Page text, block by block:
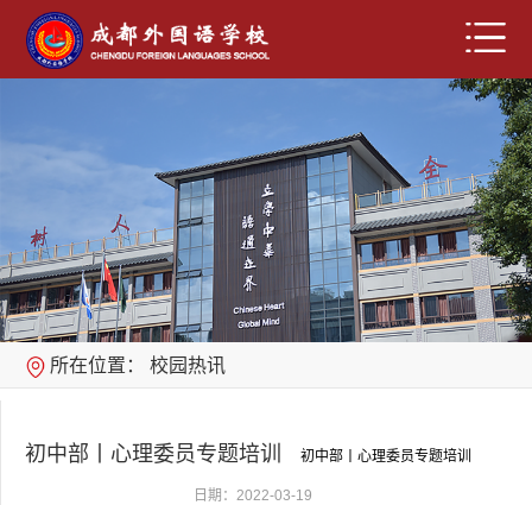
所在位置： 校园热讯
初中部丨心理委员专题培训 初中部丨心理委员专题培训
日期：2022-03-19